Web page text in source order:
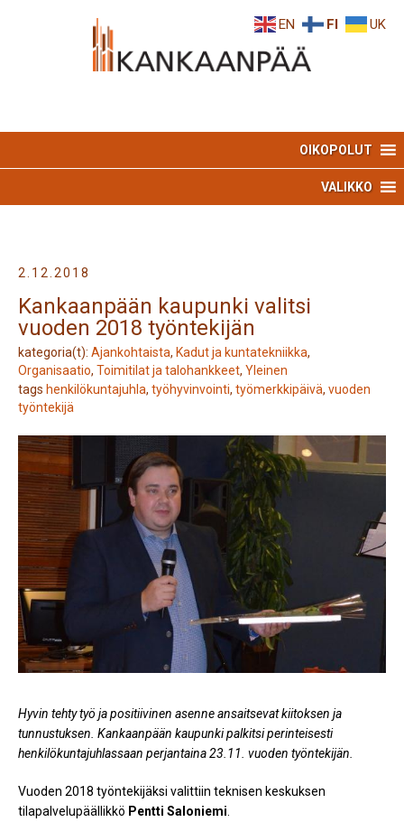
OIKOPOLUT
VALIKKO
2.12.2018
Kankaanpään kaupunki valitsi
vuoden 2018 työntekijän
kategoria(t): Ajankohtaista, Kadut ja kuntatekniikka,
Organisaatio, Toimitilat ja talohankkeet, Yleinen
tags henkilökuntajuhla, työhyvinvointi, työmerkkipäivä, vuoden
työntekijä
Hyvin tehty työ ja positiivinen asenne ansaitsevat kiitoksen ja
tunnustuksen. Kankaanpään kaupunki palkitsi perinteisesti
henkilökuntajuhlassaan perjantaina 23.11. vuoden työntekijän.
Vuoden 2018 työntekijäksi valittiin teknisen keskuksen
tilapalvelupäällikkö Pentti Saloniemi
EN FI UK